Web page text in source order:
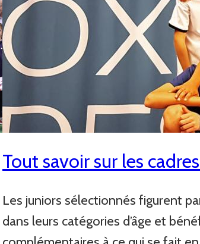
Tout savoir sur les
Les juniors sélectionnés figurent
dans leurs catégories d’âge et